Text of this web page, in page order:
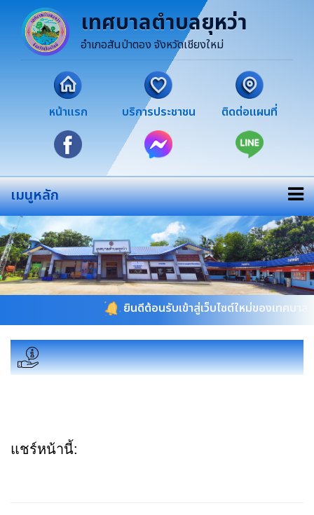
เทศบาลตำบลยุหว่า
อำเภอสันป่าตอง จังหวัดเชียงใหม่
หน้าแรก บริการประชาชน ติดต่อแผนที่
เมนูหลัก
ยินดีต้อนรับเข้าสู่เว็บไซต์ใหม่ของเทศบาลตำบ
แชร์หน้านี้: